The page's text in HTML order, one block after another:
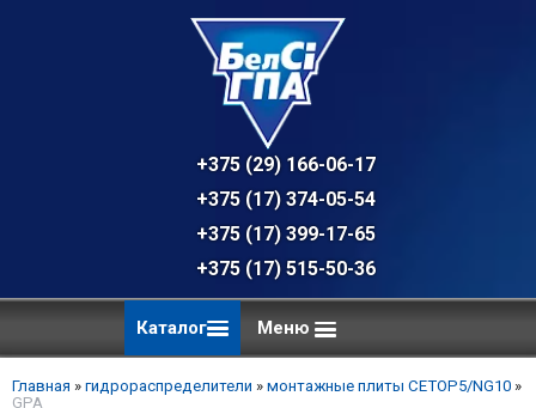
+375 (29) 166-06-17 - техническая
+375 (17) 374-05-54 - общий отдел,
+375 (17) 399-17-65
+375 (17) 515-50-36
Каталог Меню
Главная » гидрораспределители » монтажные плиты CETOP5/NG10 »
GPA